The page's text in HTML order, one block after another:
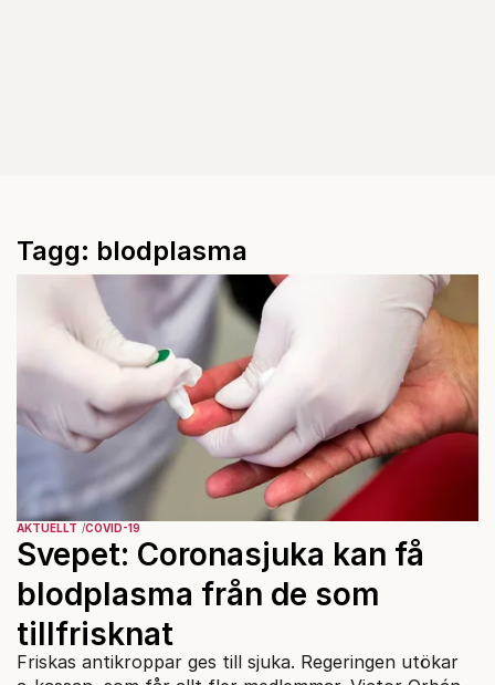
Tagg: blodplasma
AKTUELLT COVID-19
Svepet: Coronasjuka kan få
blodplasma från de som
tillfrisknat
Friskas antikroppar ges till sjuka. Regeringen utökar